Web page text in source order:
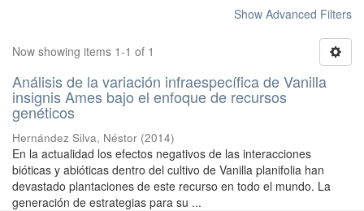
Show Advanced Filters
Now showing items 1-1 of 1
Análisis de la variación infraespecífica de Vanilla
insignis Ames bajo el enfoque de recursos
genéticos
Hernández Silva, Néstor (2014)
En la actualidad los efectos negativos de las interacciones
bióticas y abióticas dentro del cultivo de Vanilla planifolia han
devastado plantaciones de este recurso en todo el mundo. La
generación de estrategias para su ...